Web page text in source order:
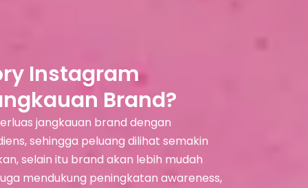
Instagram
Brand?
jangkauan brand dengan
sehingga peluang dilihat semakin
selain itu brand akan lebih mudah
mendukung peningkatan awareness,